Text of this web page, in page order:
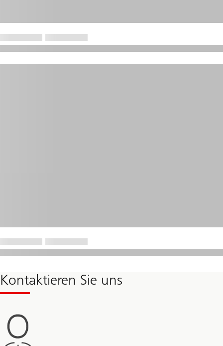
Kontaktieren Sie uns